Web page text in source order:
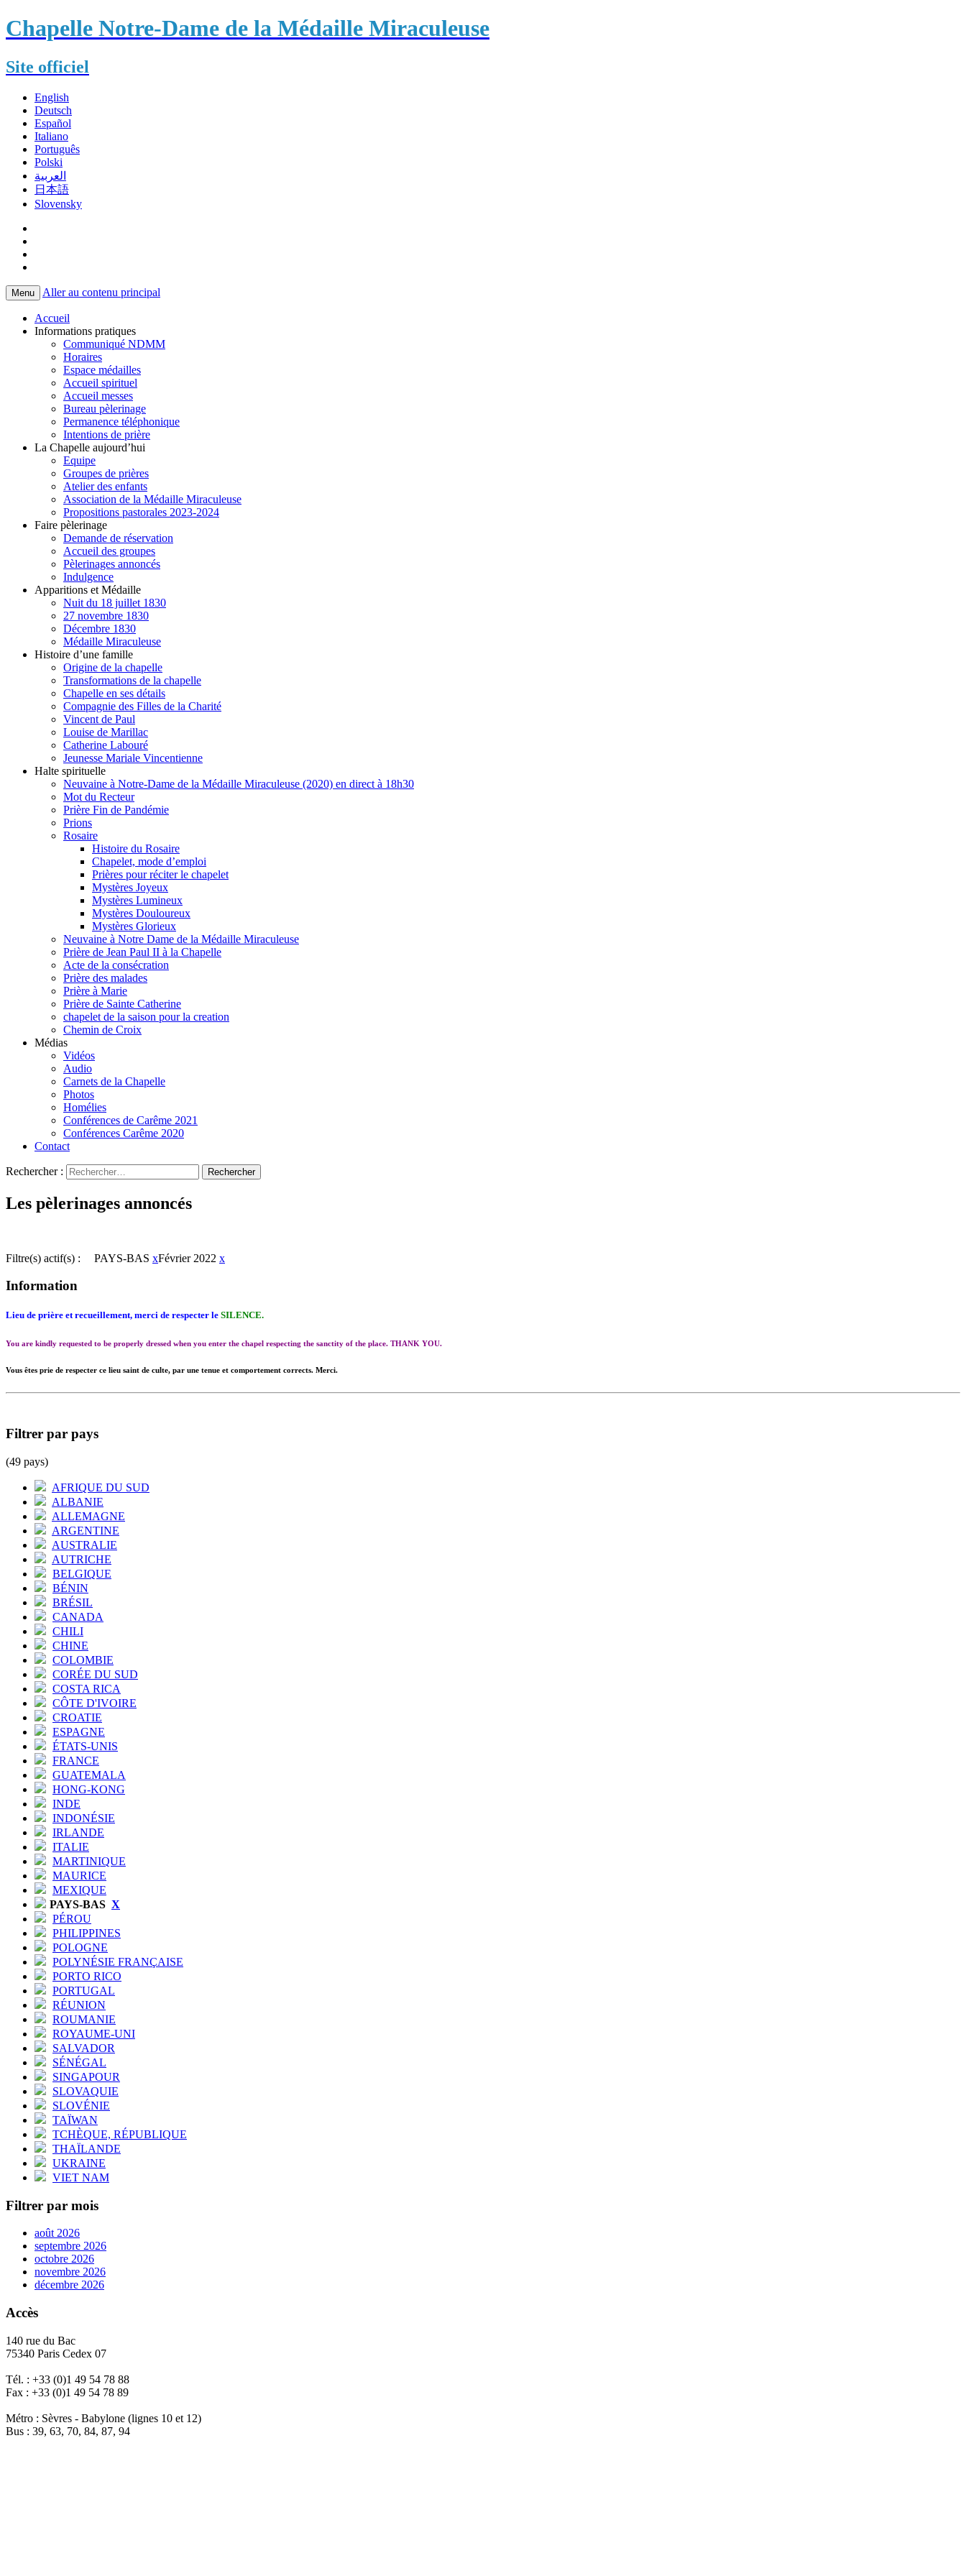
Chapelle Notre-Dame de la Médaille Miraculeuse
Site officiel
English
Deutsch
Español
Italiano
Português
Polski
العربية
日本語
Slovensky
Menu Aller au contenu principal
Accueil
Informations pratiques
Communiqué NDMM
Horaires
Espace médailles
Accueil spirituel
Accueil messes
Bureau pèlerinage
Permanence téléphonique
Intentions de prière
La Chapelle aujourd’hui
Equipe
Groupes de prières
Atelier des enfants
Association de la Médaille Miraculeuse
Propositions pastorales 2023-2024
Faire pèlerinage
Demande de réservation
Accueil des groupes
Pèlerinages annoncés
Indulgence
Apparitions et Médaille
Nuit du 18 juillet 1830
27 novembre 1830
Décembre 1830
Médaille Miraculeuse
Histoire d’une famille
Origine de la chapelle
Transformations de la chapelle
Chapelle en ses détails
Compagnie des Filles de la Charité
Vincent de Paul
Louise de Marillac
Catherine Labouré
Jeunesse Mariale Vincentienne
Halte spirituelle
Neuvaine à Notre-Dame de la Médaille Miraculeuse (2020) en direct à 18h30
Mot du Recteur
Prière Fin de Pandémie
Prions
Rosaire
Histoire du Rosaire
Chapelet, mode d’emploi
Prières pour réciter le chapelet
Mystères Joyeux
Mystères Lumineux
Mystères Douloureux
Mystères Glorieux
Neuvaine à Notre Dame de la Médaille Miraculeuse
Prière de Jean Paul II à la Chapelle
Acte de la consécration
Prière des malades
Prière à Marie
Prière de Sainte Catherine
chapelet de la saison pour la creation
Chemin de Croix
Médias
Vidéos
Audio
Carnets de la Chapelle
Photos
Homélies
Conférences de Carême 2021
Conférences Carême 2020
Contact
Rechercher :
Les pèlerinages annoncés
Filtre(s) actif(s) : PAYS-BAS xFévrier 2022 x
Information
Lieu de prière et recueillement, merci de respecter le SILENCE.
You are kindly requested to be properly dressed when you enter the chapel respecting the sanctity of the place. THANK YOU.
Vous êtes prie de respecter ce lieu saint de culte, par une tenue et comportement corrects. Merci.
Filtrer par pays
(49 pays)
AFRIQUE DU SUD
ALBANIE
ALLEMAGNE
ARGENTINE
AUSTRALIE
AUTRICHE
BELGIQUE
BÉNIN
BRÉSIL
CANADA
CHILI
CHINE
COLOMBIE
CORÉE DU SUD
COSTA RICA
CÔTE D'IVOIRE
CROATIE
ESPAGNE
ÉTATS-UNIS
FRANCE
GUATEMALA
HONG-KONG
INDE
INDONÉSIE
IRLANDE
ITALIE
MARTINIQUE
MAURICE
MEXIQUE
PAYS-BAS X
PÉROU
PHILIPPINES
POLOGNE
POLYNÉSIE FRANÇAISE
PORTO RICO
PORTUGAL
RÉUNION
ROUMANIE
ROYAUME-UNI
SALVADOR
SÉNÉGAL
SINGAPOUR
SLOVAQUIE
SLOVÉNIE
TAÏWAN
TCHÈQUE, RÉPUBLIQUE
THAÏLANDE
UKRAINE
VIET NAM
Filtrer par mois
août 2026
septembre 2026
octobre 2026
novembre 2026
décembre 2026
Accès
140 rue du Bac
75340 Paris Cedex 07
Tél. : +33 (0)1 49 54 78 88
Fax : +33 (0)1 49 54 78 89
Métro : Sèvres - Babylone (lignes 10 et 12)
Bus : 39, 63, 70, 84, 87, 94